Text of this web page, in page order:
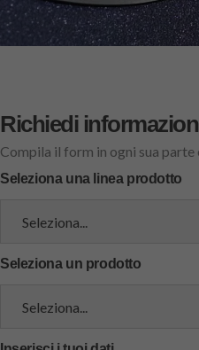
Richiedi
Compila il form in ogni sua
Seleziona una linea prodotto
Seleziona un prodotto